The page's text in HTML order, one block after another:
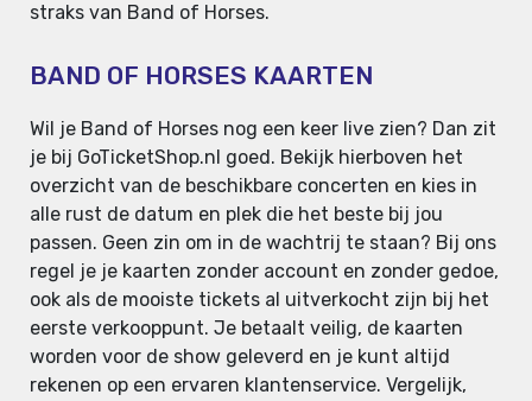
straks van Band of Horses.
BAND OF HORSES KAARTEN
Wil je Band of Horses nog een keer live zien? Dan zit
je bij GoTicketShop.nl goed. Bekijk hierboven het
overzicht van de beschikbare concerten en kies in
alle rust de datum en plek die het beste bij jou
passen. Geen zin om in de wachtrij te staan? Bij ons
regel je je kaarten zonder account en zonder gedoe,
ook als de mooiste tickets al uitverkocht zijn bij het
eerste verkooppunt. Je betaalt veilig, de kaarten
worden voor de show geleverd en je kunt altijd
rekenen op een ervaren klantenservice. Vergelijk,